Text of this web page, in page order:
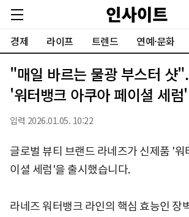
경제 라이프 트렌드 연예·문화
"매일 바르는 물광 부스터 샷
'워터뱅크 아쿠아 페이셜 세럼
입력 2026.01.05. 10:22
글로벌 뷰티 브랜드 라네즈가 신제품 '워
이셜 세럼'을 출시했습니다.
라네즈 워터뱅크 라인의 핵심 효능인 장